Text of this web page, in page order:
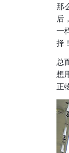
那
后
一
择！
总
想
正